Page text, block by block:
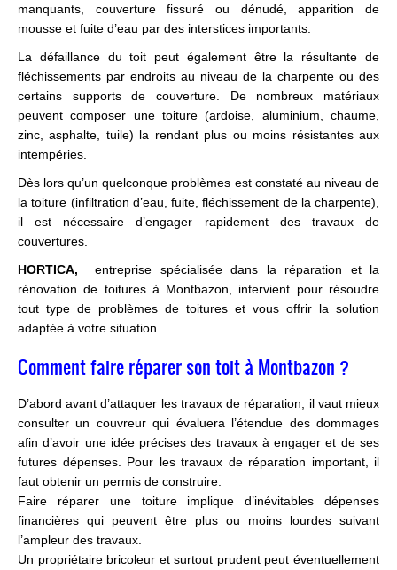
manquants, couverture fissuré ou dénudé, apparition de
mousse et fuite d’eau par des interstices importants.
La défaillance du toit peut également être la résultante de
fléchissements par endroits au niveau de la charpente ou des
certains supports de couverture. De nombreux matériaux
peuvent composer une toiture (ardoise, aluminium, chaume,
zinc, asphalte, tuile) la rendant plus ou moins résistantes aux
intempéries.
Dès lors qu’un quelconque problèmes est constaté au niveau de
la toiture (infiltration d’eau, fuite, fléchissement de la charpente),
il est nécessaire d’engager rapidement des travaux de
couvertures.
HORTICA, entreprise spécialisée dans la réparation et la
rénovation de toitures à Montbazon, intervient pour résoudre
tout type de problèmes de toitures et vous offrir la solution
adaptée à votre situation.
Comment faire réparer son toit à Montbazon ?
D’abord avant d’attaquer les travaux de réparation, il vaut mieux
consulter un couvreur qui évaluera l’étendue des dommages
afin d’avoir une idée précises des travaux à engager et de ses
futures dépenses. Pour les travaux de réparation important, il
faut obtenir un permis de construire.
Faire réparer une toiture implique d’inévitables dépenses
financières qui peuvent être plus ou moins lourdes suivant
l’ampleur des travaux.
Un propriétaire bricoleur et surtout prudent peut éventuellement